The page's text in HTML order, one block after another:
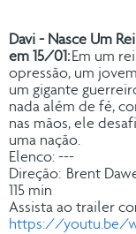
Davi - Nasce Um
em 15/01:Em um
opressão, um
um gigante
nada além de fé,
nas mãos, ele
uma nação.
Elenco: ---
Direção: Brent
115 min
Assista ao trailer
https://youtu.be/